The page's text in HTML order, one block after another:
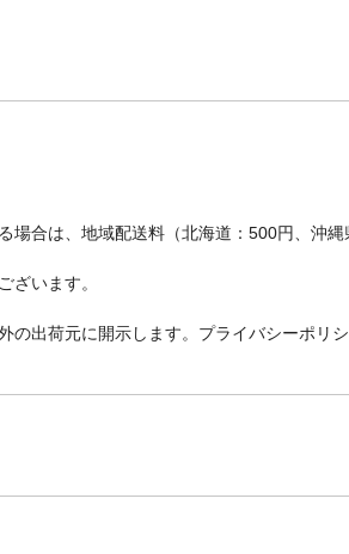
合は、地域配送料（北海道：500円、沖
ざいます。
出荷元に開示します。プライバシーポリ